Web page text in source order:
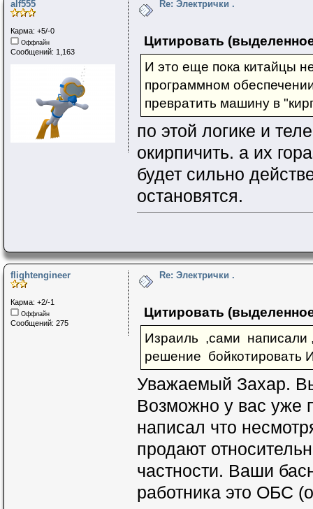
alf555
Карма: +5/-0
Оффлайн
Сообщений: 1,163
Re: Электрички .
Цитировать
И это еще пока китайцы
программном
превратить машину в
по этой логике и
окирпичить. а их
будет сильно
остановятся.
flightengineer
Карма: +2/-1
Оффлайн
Сообщений: 275
Re: Электрички .
Цитировать
Израиль ,сами написали
решение бойкотировать
Уважаемый Захар.
Возможно у вас уже
написал что
продают
частности. Ваши
работника это ОБС